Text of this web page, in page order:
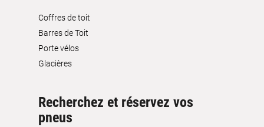
Coffres de toit
Barres de Toit
Porte vélos
Glacières
Recherchez et réservez vos
pneus